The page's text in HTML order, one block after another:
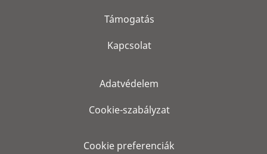
Támogatás
Kapcsolat
Adatvédelem
Cookie-szabályzat
Cookie preferenciák